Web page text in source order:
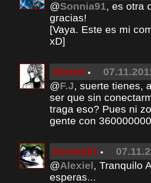
@Sonnia91, es otra
gracias!
[Vaya. Este es mi
xD]
Alexiel
@F.J, suerte tienes,
ser que sin
traga eso? Pues ni
gente con
Sonnia91
@Alexiel, Tranquilo
esperas...